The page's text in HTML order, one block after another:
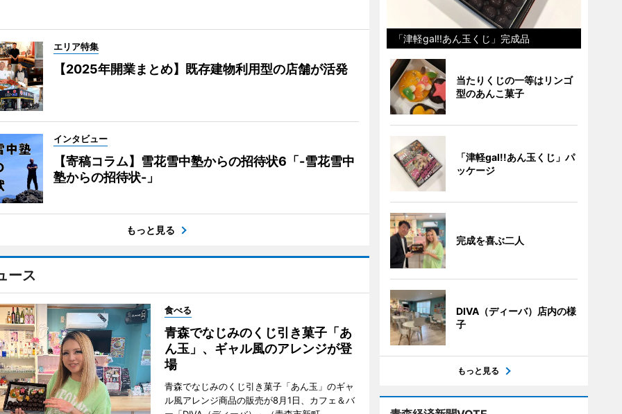
エリア特集
【2025年開業まとめ】既存建物利用型の店舗が活発
インタビュー
【寄稿コラム】雪花雪中塾からの招待状6「-雪花雪中
塾からの招待状-」
もっと見る
ース
食べる
青森でなじみのくじ引き菓子「あ
ん玉」、ギャル風のアレンジが登
場
青森でなじみのくじ引き菓子「あん玉」のギャ
ル風アレンジ商品の販売が8月1日、カフェ＆バ
「津軽gal!!あん玉くじ」完成品
当たりくじの一等はリンゴ
型のあんこ菓子
「津軽gal!!あん玉くじ」パ
ッケージ
完成を喜ぶ二人
DIVA（ディーバ）店内の様
子
もっと見る